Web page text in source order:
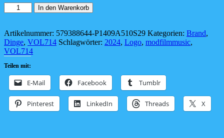
VOL714-
Menge
In den Warenkorb
Artikelnummer: 579388644-P1409A510S29 Kategorien: Brand,
Dinge, VOL714 Schlagwörter: 2024, Logo, modfilmmusic,
VOL714
Teilen mit:
E-Mail Facebook Tumblr
Pinterest LinkedIn Threads X